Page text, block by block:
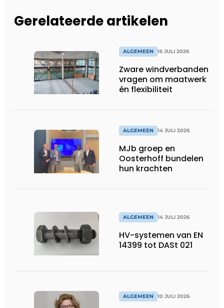
Gerelateerde artikelen
ALGEMEEN 16 JULI 2026
Zware windverbanden
vragen om maatwerk
én flexibiliteit
ALGEMEEN 14 JULI 2026
MJb groep en
Oosterhoff bundelen
hun krachten
ALGEMEEN 14 JULI 2026
HV-systemen van EN
14399 tot DASt 021
ALGEMEEN 10 JULI 2026